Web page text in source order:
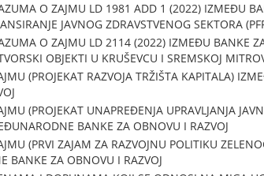
O ZAJMU LD 1981 ADD 1 (2022) IZMEĐU
JAVNOG ZDRAVSTVENOG SEKTORA
O ZAJMU LD 2114 (2022) IZMEĐU BANKE ZA
OBJEKTI U KRUŠEVCU I SREMSKOJ
(PROJEKAT RAZVOJA TRŽIŠTA KAPITALA)
(PROJEKAT UNAPREĐENJA UPRAVLJANJA
BANKE ZA OBNOVU I RAZVOJ
(PRVI ZAJAM ZA RAZVOJNU POLITIKU
BANKE ZA OBNOVU I RAZVOJ